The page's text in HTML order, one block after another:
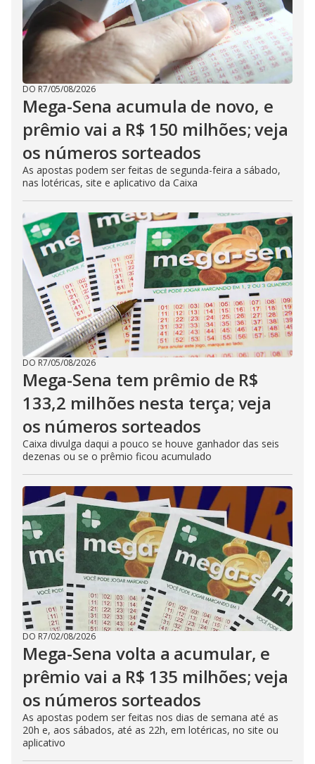
DO R7/05/08/2026
Mega-Sena acumula de novo, e
prêmio vai a R$ 150 milhões; veja
os números sorteados
As apostas podem ser feitas de segunda-feira a sábado,
nas lotéricas, site e aplicativo da Caixa
DO R7/05/08/2026
Mega-Sena tem prêmio de R$
133,2 milhões nesta terça; veja
os números sorteados
Caixa divulga daqui a pouco se houve ganhador das seis
dezenas ou se o prêmio ficou acumulado
DO R7/02/08/2026
Mega-Sena volta a acumular, e
prêmio vai a R$ 135 milhões; veja
os números sorteados
As apostas podem ser feitas nos dias de semana até as
20h e, aos sábados, até as 22h, em lotéricas, no site ou
aplicativo